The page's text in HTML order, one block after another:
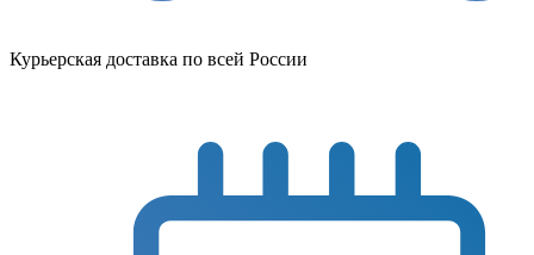
Курьерская доставка по всей России